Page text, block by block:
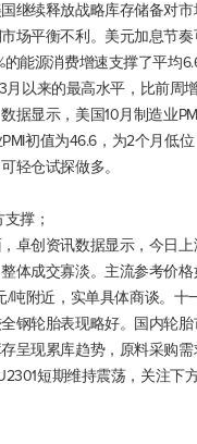
继续释放战略库存储备对
场平衡不利。美元加息节
能源消费增速支撑了平均
以来的最高水平，比前周
据显示，美国10月制造业
初值为46.6，为2个月低
轻仓试探做多。
撑；
卓创资讯数据显示，今日
体成交寡淡。主流参考价格
/吨附近，实单具体商谈。
钢轮胎表现略好。国内轮
呈现累库趋势，原料采购
短期维持震荡，关注下